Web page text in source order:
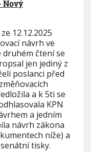
Nový
12.12.2025
návrh ve
druhém čtení se
jen jediný z
poslanci před
a k 5ti se
KPN
a jedním
návrh zákona
níže) a
tisky.